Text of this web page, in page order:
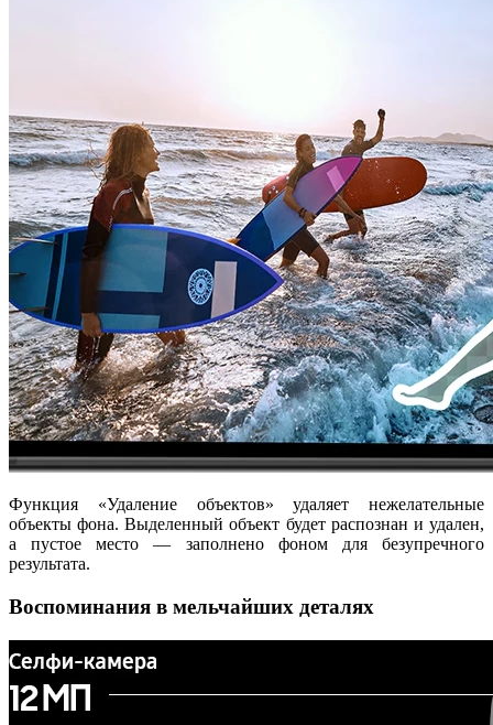
Функция «Удаление объектов» удаляет нежелательные
объекты фона. Выделенный объект будет распознан и удален,
а пустое место — заполнено фоном для безупречного
результата.
Воспоминания в мельчайших деталях